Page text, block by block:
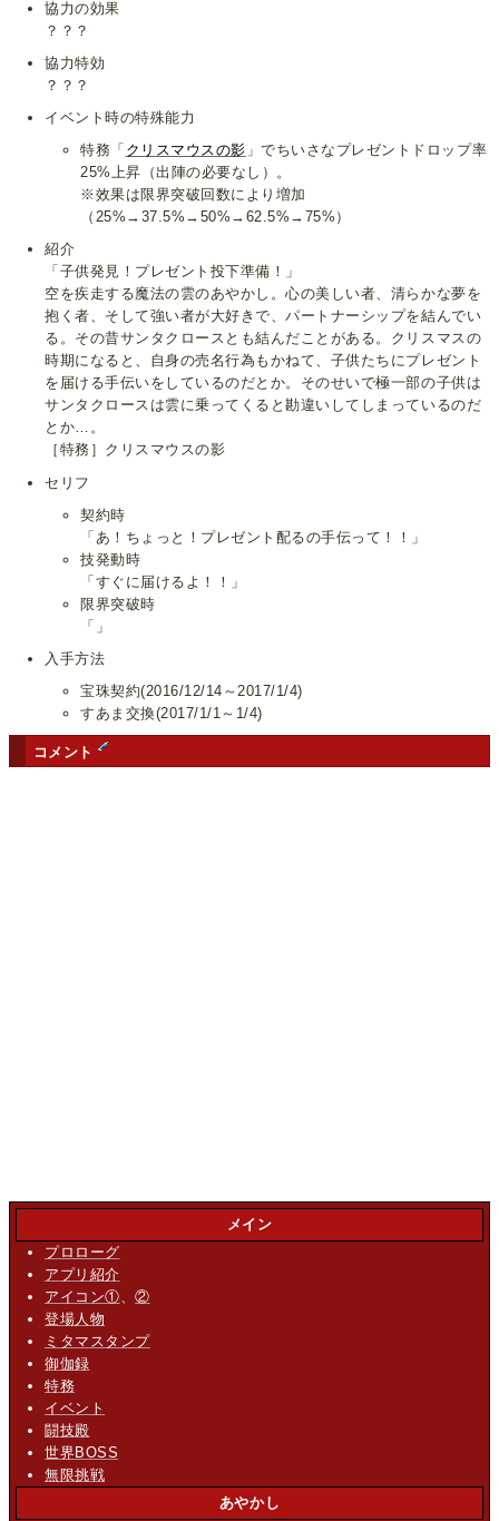
協力の効果
？？？
協力特効
？？？
イベント時の特殊能力
特務「 クリスマウスの影 」でちいさなプレゼントドロップ率
25%上昇（出陣の必要なし）。
※效果は限界突破回数により増加
（25%→37.5%→50%→62.5%→75%）
紹介
「子供発見！プレゼント投下準備！」
空を疾走する魔法の雲のあやかし。心の美しい者、清らかな夢を
抱く者、そして強い者が大好きで、パートナーシップを結んでい
る。その昔サンタクロースとも結んだことがある。クリスマスの
時期になると、自身の売名行為もかねて、子供たちにプレゼント
を届ける手伝いをしているのだとか。そのせいで極一部の子供は
サンタクロースは雲に乗ってくると勘違いしてしまっているのだ
とか…。
［特務］クリスマウスの影
セリフ
契約時
「あ！ちょっと！プレゼント配るの手伝って！！」
技発動時
「すぐに届けるよ！！」
限界突破時
「」
入手方法
宝珠契約(2016/12/14～2017/1/4)
すあま交換(2017/1/1～1/4)
コメント
メイン
プロローグ
アプリ紹介
アイコン①、②
登場人物
ミタマスタンプ
御伽録
特務
イベント
闘技殿
世界BOSS
無限挑戦
あやかし